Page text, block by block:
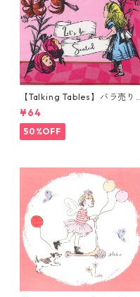
【Talking Tables】バラ売り1
枚 ランチサイズ ペーパーナプ
キン Alice in Wonderland ピ
ンク
¥64
50%OFF